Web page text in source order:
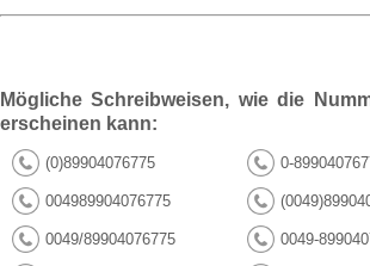
Mögliche Schreibweisen, wie die
erscheinen kann:
(0)89904076775 0-
004989904076775
0049/89904076775 0049-